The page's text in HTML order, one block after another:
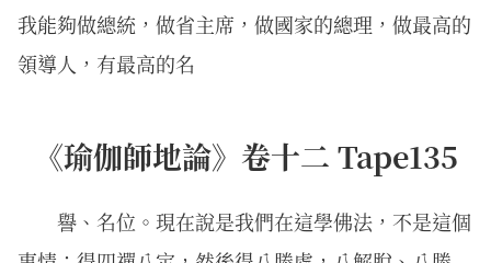
我能夠做總統，做省主席，做國家的總理，做最高的
領導人，有最高的名
《瑜伽師地論》卷十二 Tape135
譽、名位。現在說是我們在這學佛法，不是這個